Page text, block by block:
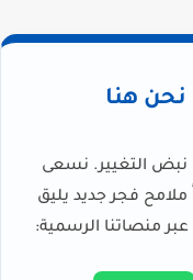
نحن هنا
نبض التغيير. نسعى
فجر جديد يليق
منصاتنا الرسمية: